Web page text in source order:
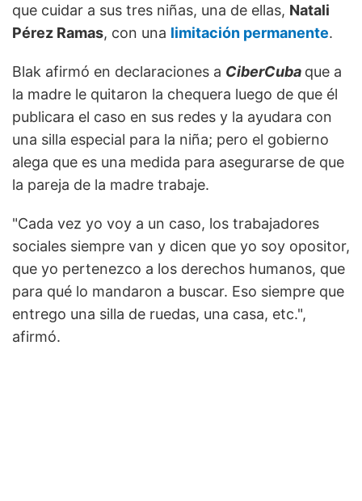
que cuidar a sus tres niñas, una de ellas, Natali
Pérez Ramas, con una limitación permanente.
Blak afirmó en declaraciones a CiberCuba que a
la madre le quitaron la chequera luego de que él
publicara el caso en sus redes y la ayudara con
una silla especial para la niña; pero el gobierno
alega que es una medida para asegurarse de que
la pareja de la madre trabaje.
"Cada vez yo voy a un caso, los trabajadores
sociales siempre van y dicen que yo soy opositor,
que yo pertenezco a los derechos humanos, que
para qué lo mandaron a buscar. Eso siempre que
entrego una silla de ruedas, una casa, etc.",
afirmó.